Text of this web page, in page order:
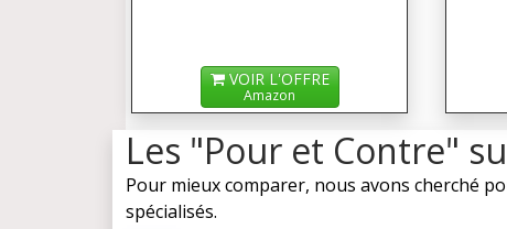
VOIR L'OFFRE
Amazon
Les "Pour et Contre"
Pour mieux comparer, nous avons cherché
spécialisés.